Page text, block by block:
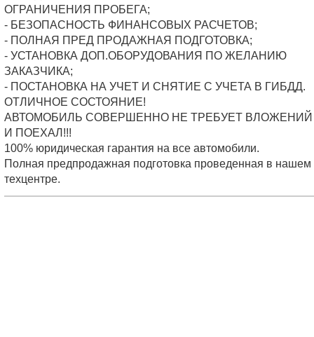
ОГРАНИЧЕНИЯ ПРОБЕГА;
- БЕЗОПАСНОСТЬ ФИНАНСОВЫХ РАСЧЕТОВ;
- ПОЛНАЯ ПРЕД ПРОДАЖНАЯ ПОДГОТОВКА;
- УСТАНОВКА ДОП.ОБОРУДОВАНИЯ ПО ЖЕЛАНИЮ
ЗАКАЗЧИКА;
- ПОСТАНОВКА НА УЧЕТ И СНЯТИЕ С УЧЕТА В ГИБДД.
ОТЛИЧНОЕ СОСТОЯНИЕ!
АВТОМОБИЛЬ СОВЕРШЕННО НЕ ТРЕБУЕТ ВЛОЖЕНИЙ
И ПОЕХАЛ!!!
100% юридическая гарантия на все автомобили.
Полная предпродажная подготовка проведенная в нашем
техцентре.